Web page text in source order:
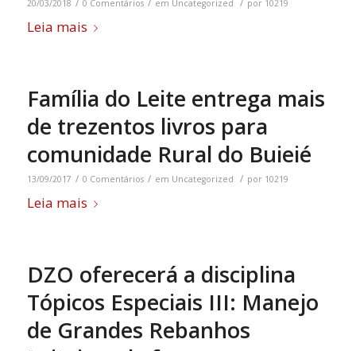
20/03/2018 0 Comentários em Uncategorized por 10219
Leia mais
Família do Leite entrega mais
de trezentos livros para
comunidade Rural do Buieié
13/09/2017 / 0 Comentários / em Uncategorized / por 10219
Leia mais
DZO oferecerá a disciplina
Tópicos Especiais III: Manejo
de Grandes Rebanhos